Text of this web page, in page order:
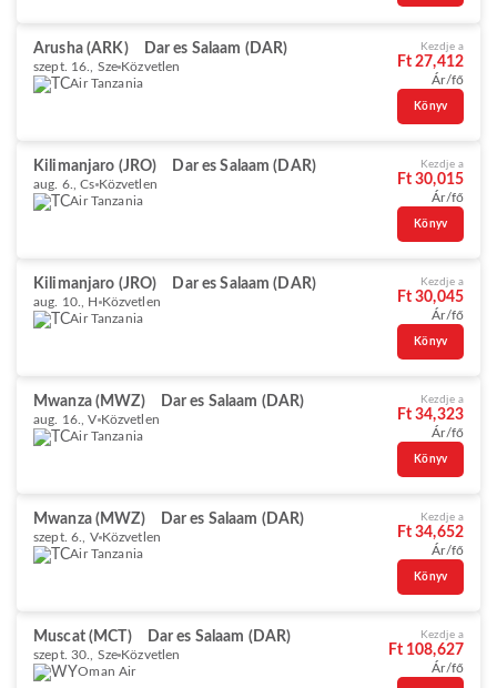
Arusha (ARK) Dar es Salaam (DAR)
szept. 16., Sze Közvetlen
Air Tanzania
Kezdje a
Ft 27,412
Ár/fő
Könyv
Kilimanjaro (JRO) Dar es Salaam (DAR)
aug. 6., Cs Közvetlen
Air Tanzania
Kezdje a
Ft 30,015
Ár/fő
Könyv
Kilimanjaro (JRO) Dar es Salaam (DAR)
aug. 10., H Közvetlen
Air Tanzania
Kezdje a
Ft 30,045
Ár/fő
Könyv
Mwanza (MWZ) Dar es Salaam (DAR)
aug. 16., V Közvetlen
Air Tanzania
Kezdje a
Ft 34,323
Ár/fő
Könyv
Mwanza (MWZ) Dar es Salaam (DAR)
szept. 6., V Közvetlen
Air Tanzania
Kezdje a
Ft 34,652
Ár/fő
Könyv
Muscat (MCT) Dar es Salaam (DAR)
szept. 30., Sze Közvetlen
Oman Air
Kezdje a
Ft 108,627
Ár/fő